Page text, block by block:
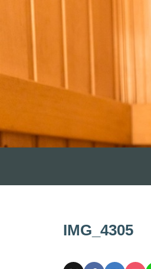
IMG_4305